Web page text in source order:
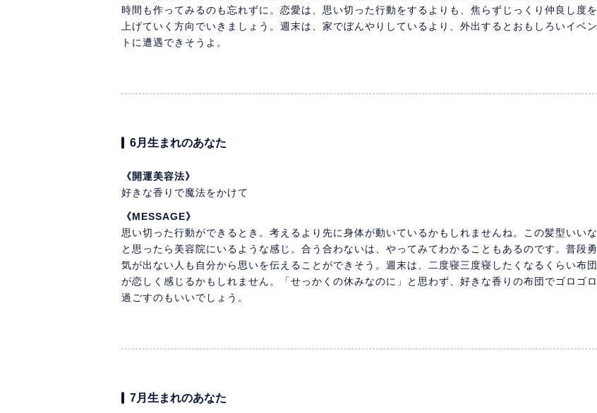
時間も作ってみるのも忘れずに。恋愛は、思い切った行動をするよりも、焦らずじっくり仲良し度を
上げていく方向でいきましょう。週末は、家でぼんやりしているより、外出するとおもしろいイベン
トに遭遇できそうよ。
6月生まれのあなた
《開運美容法》
好きな香りで魔法をかけて
《MESSAGE》
思い切った行動ができるとき。考えるより先に身体が動いているかもしれませんね。この髪型いいな
と思ったら美容院にいるような感じ。合う合わないは、やってみてわかることもあるのです。普段勇
気が出ない人も自分から思いを伝えることができそう。週末は、二度寝三度寝したくなるくらい布団
が恋しく感じるかもしれません。「せっかくの休みなのに」と思わず、好きな香りの布団でゴロゴロ
過ごすのもいいでしょう。
7月生まれのあなた